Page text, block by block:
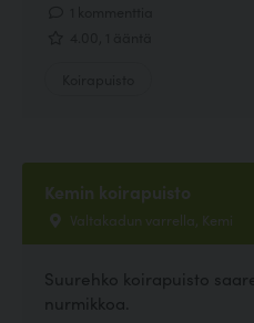
Kemin koirapuisto
Valtakadun varrella, Kemi
Suurehko koirapuisto
nurmikkoa.